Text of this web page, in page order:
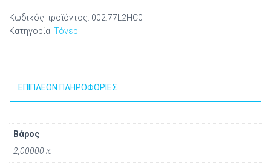
Κωδικός προϊόντος: 002.77L2HC0
Κατηγορία: Τόνερ
ΕΠΙΠΛΈΟΝ ΠΛΗΡΟΦΟΡΊΕΣ
Βάρος
2,00000 κ.